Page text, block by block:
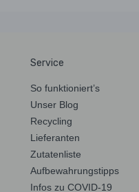
Service
So funktioniert’s
Unser Blog
Recycling
Lieferanten
Zutatenliste
Aufbewahrungstipps
Infos zu COVID-19